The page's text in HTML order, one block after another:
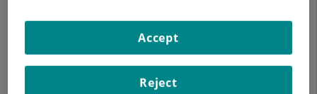
914 521 900
Hospital Universitario Ruber Juan Bravo
C/ Juan Bravo, 39 y 49Reject
Accept